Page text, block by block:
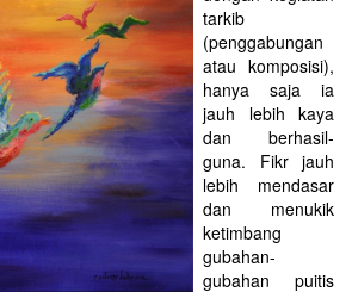
tarkib
(penggabungan
atau komposisi),
hanya saja ia
jauh lebih kaya
dan berhasil-
guna. Fikr jauh
lebih mendasar
dan menukik
ketimbang
gubahan-
gubahan puitis